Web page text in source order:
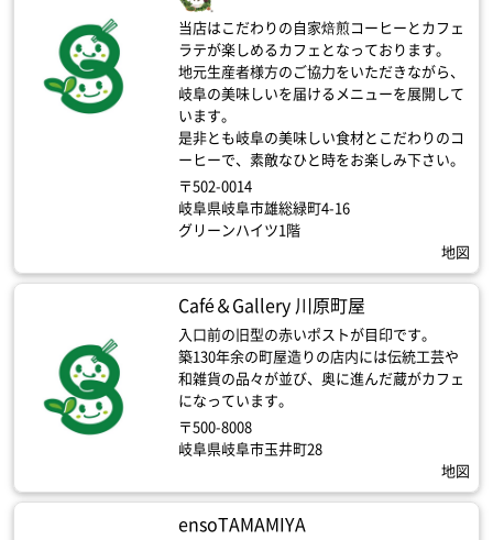
当店はこだわりの自家焙煎コーヒーとカフェ
ラテが楽しめるカフェとなっております。
地元生産者様方のご協力をいただきながら、
岐阜の美味しいを届けるメニューを展開して
います。
是非とも岐阜の美味しい食材とこだわりのコ
ーヒーで、素敵なひと時をお楽しみ下さい。
〒502-0014
岐阜県岐阜市雄総緑町4-16
グリーンハイツ1階
地図
Café＆Gallery 川原町屋
入口前の旧型の赤いポストが目印です。
築130年余の町屋造りの店内には伝統工芸や
和雑貨の品々が並び、奥に進んだ蔵がカフェ
になっています。
〒500-8008
岐阜県岐阜市玉井町28
地図
ensoTAMAMIYA